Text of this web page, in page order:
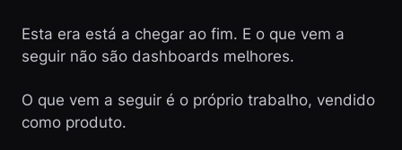
Esta era está a chegar ao fim. E o que vem a
seguir não são dashboards melhores.
O que vem a seguir é o próprio trabalho, vendido
como produto.